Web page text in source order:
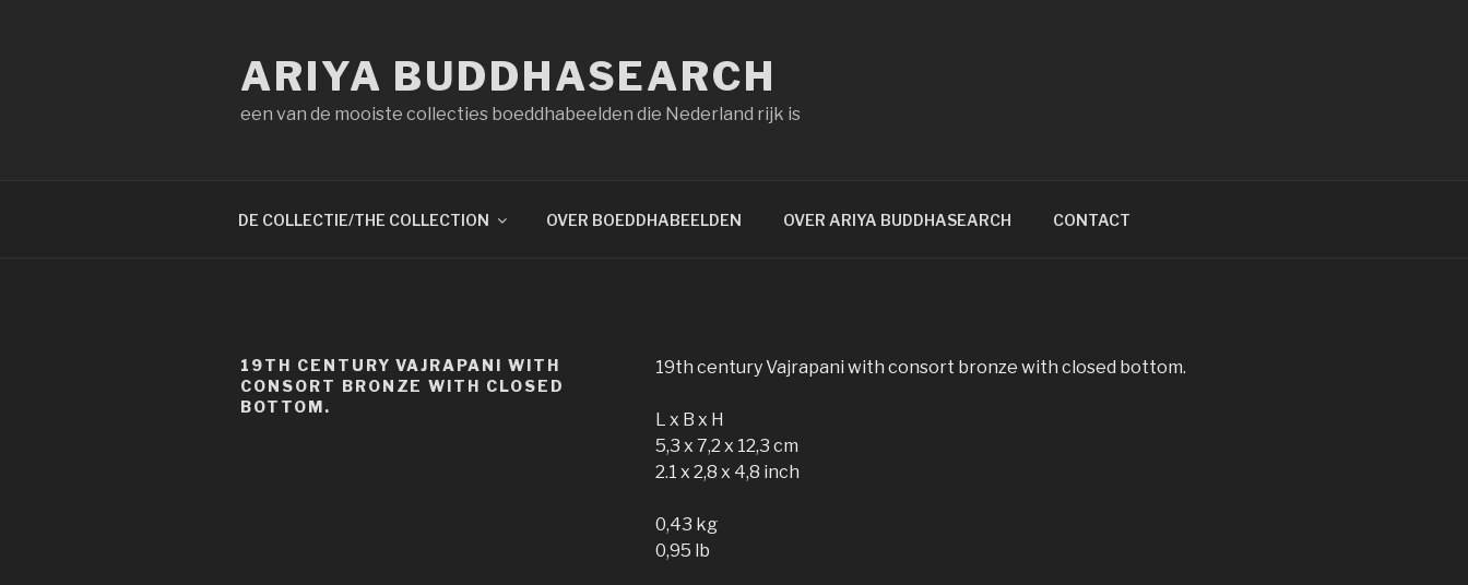
ARIYA BUDDHASEARCH
een van de mooiste collecties boeddhabeelden die Nederland rijk is
DE COLLECTIE/THE COLLECTION OVER BOEDDHABEELDEN OVER ARIYA BUDDHASEARCH CONTACT
19TH CENTURY VAJRAPANI WITH
CONSORT BRONZE WITH CLOSED
BOTTOM.
19th century Vajrapani with consort bronze with closed bottom.
L x B x H
5,3 x 7,2 x 12,3 cm
2.1 x 2,8 x 4,8 inch
0,43 kg
0,95 lb